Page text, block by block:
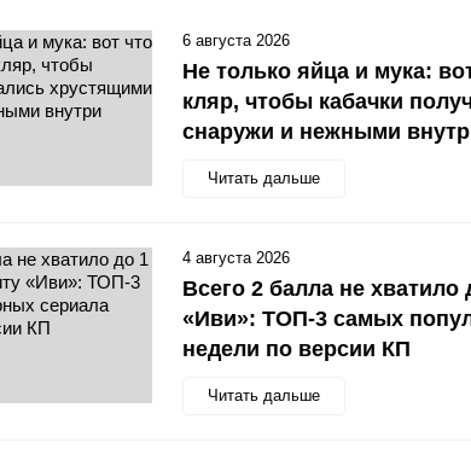
Не только яйца и мука:
кляр, чтобы кабачки
снаружи и нежными
Читать дальше
6 августа 2026
Всего 2 балла не хватило
«Иви»: ТОП-3 самых
недели по версии КП
Читать дальше
4 августа 2026